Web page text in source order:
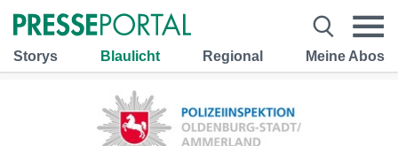
Storys Blaulicht Regional Meine Abos